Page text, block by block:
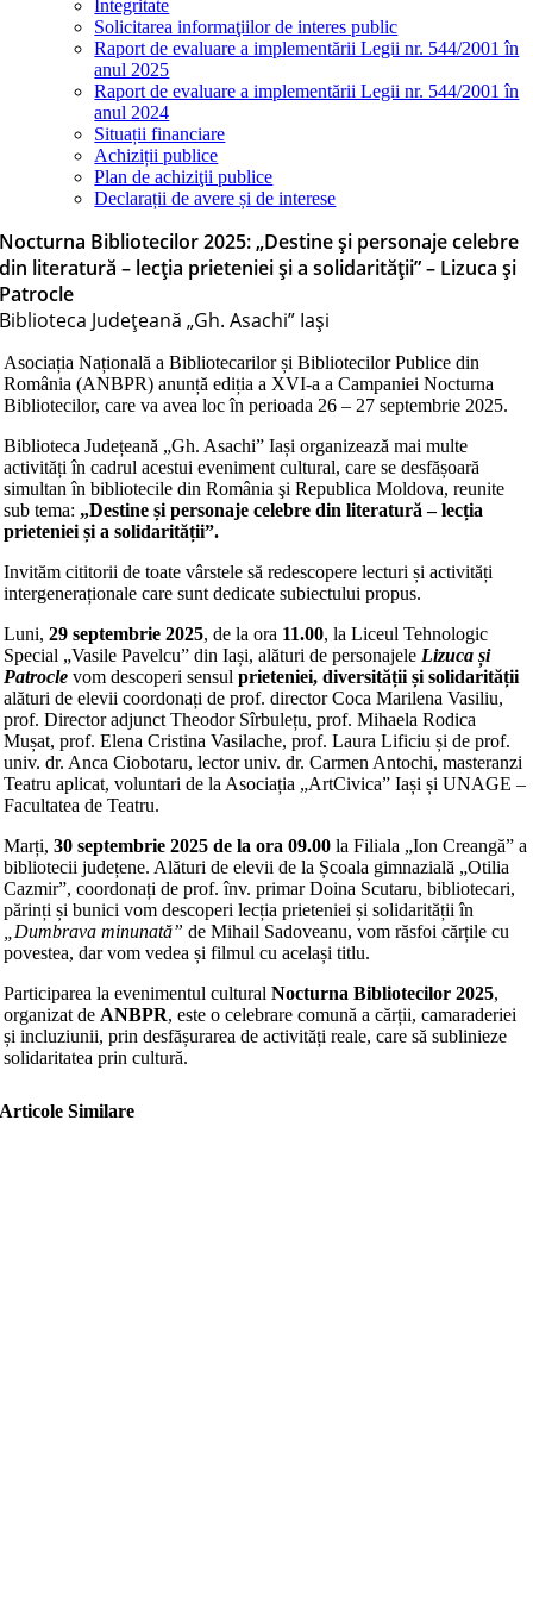
Integritate
Solicitarea informaţiilor de interes public
Raport de evaluare a implementării Legii nr. 544/2001 în
anul 2025
Raport de evaluare a implementării Legii nr. 544/2001 în
anul 2024
Situații financiare
Achiziții publice
Plan de achiziţii publice
Declarații de avere și de interese
Nocturna Bibliotecilor 2025: „Destine și personaje celebre
din literatură – lecția prieteniei și a solidarității” – Lizuca și
Patrocle
Biblioteca Judeţeană „Gh. Asachi” Iaşi
Asociația Națională a Bibliotecarilor și Bibliotecilor Publice din
România (ANBPR) anunță ediția a XVI-a a Campaniei Nocturna
Bibliotecilor, care va avea loc în perioada 26 – 27 septembrie 2025.
Biblioteca Județeană „Gh. Asachi” Iași organizează mai multe
activități în cadrul acestui eveniment cultural, care se desfășoară
simultan în bibliotecile din România şi Republica Moldova, reunite
sub tema: „Destine și personaje celebre din literatură – lecția
prieteniei și a solidarității”.
Invităm cititorii de toate vârstele să redescopere lecturi și activități
intergeneraționale care sunt dedicate subiectului propus.
Luni, 29 septembrie 2025, de la ora 11.00, la Liceul Tehnologic
Special „Vasile Pavelcu” din Iași, alături de personajele Lizuca și
Patrocle vom descoperi sensul prieteniei, diversității și solidarității
alături de elevii coordonați de prof. director Coca Marilena Vasiliu,
prof. Director adjunct Theodor Sîrbulețu, prof. Mihaela Rodica
Mușat, prof. Elena Cristina Vasilache, prof. Laura Lificiu și de prof.
univ. dr. Anca Ciobotaru, lector univ. dr. Carmen Antochi, masteranzi
Teatru aplicat, voluntari de la Asociația „ArtCivica” Iași și UNAGE –
Facultatea de Teatru.
Marți, 30 septembrie 2025 de la ora 09.00 la Filiala „Ion Creangă” a
bibliotecii județene. Alături de elevii de la Școala gimnazială „Otilia
Cazmir”, coordonați de prof. înv. primar Doina Scutaru, bibliotecari,
părinți și bunici vom descoperi lecția prieteniei și solidarității în
„Dumbrava minunată” de Mihail Sadoveanu, vom răsfoi cărțile cu
povestea, dar vom vedea și filmul cu același titlu.
Participarea la evenimentul cultural Nocturna Bibliotecilor 2025,
organizat de ANBPR, este o celebrare comună a cărții, camaraderiei
și incluziunii, prin desfășurarea de activități reale, care să sublinieze
solidaritatea prin cultură.
Articole Similare